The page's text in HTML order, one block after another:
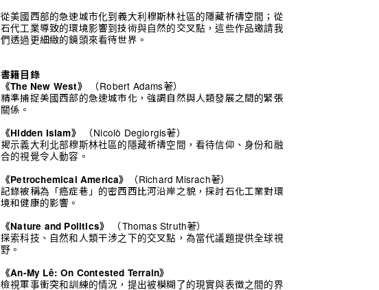
從美國西部的急速城市化到義大利穆斯林社區的隱藏祈禱空間；從
石代工業導致的環境影響到技術與自然的交叉點，這些作品邀請我
們透過更細緻的鏡頭來看待世界。
書籍目錄
《The New West》
（Robert Adams著）
精準捕捉美國西部的急速城市化，強調自然與人類發展之間的緊張
關係。
《Hidden Islam》
（Nicolò Degiorgis著）
揭示義大利北部穆斯林社區的隱藏祈禱空間，看待信仰、身份和融
合的視覺令人動容。
《Petrochemical America》
（Richard Misrach著）
記錄被稱為「癌症巷」的密西西比河沿岸之貌，探討石化工業對環
境和健康的影響。
《Nature and Politics》
（Thomas Struth著）
探索科技、自然和人類干涉之下的交叉點，為當代議題提供全球視
野。
《An-My Lê: On Contested Terrain》
檢視軍事衝突和訓練的情況，提出被模糊了的現實與表徵之間的界